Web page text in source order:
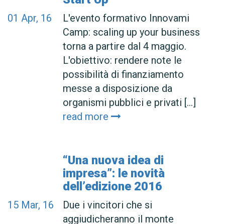
01 Apr, 16
L'evento formativo Innovami
Camp: scaling up your business
torna a partire dal 4 maggio.
L'obiettivo: rendere note le
possibilità di finanziamento
messe a disposizione da
organismi pubblici e privati [...]
read more
“Una nuova idea di
impresa”: le novità
dell’edizione 2016
15 Mar, 16
Due i vincitori che si
aggiudicheranno il monte